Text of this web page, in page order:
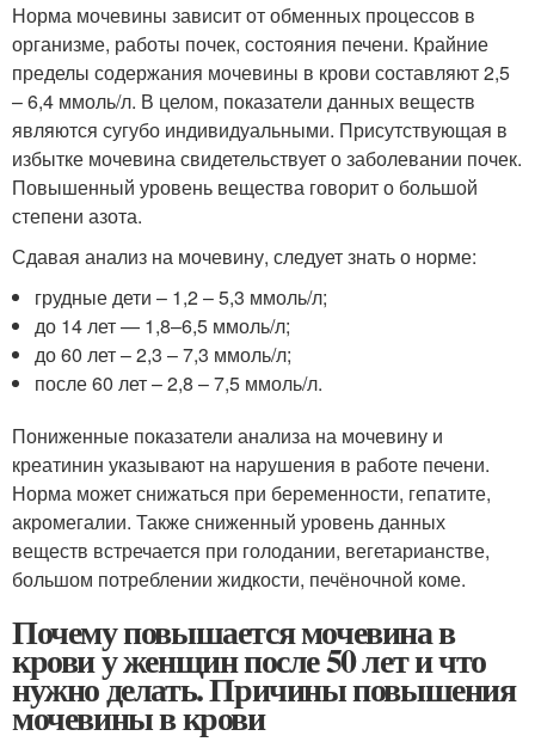
Норма мочевины зависит от обменных процессов в
организме, работы почек, состояния печени. Крайние
пределы содержания мочевины в крови составляют 2,5
– 6,4 ммоль/л. В целом, показатели данных веществ
являются сугубо индивидуальными. Присутствующая в
избытке мочевина свидетельствует о заболевании почек.
Повышенный уровень вещества говорит о большой
степени азота.
Сдавая анализ на мочевину, следует знать о норме:
грудные дети – 1,2 – 5,3 ммоль/л;
до 14 лет — 1,8–6,5 ммоль/л;
до 60 лет – 2,3 – 7,3 ммоль/л;
после 60 лет – 2,8 – 7,5 ммоль/л.
Пониженные показатели анализа на мочевину и
креатинин указывают на нарушения в работе печени.
Норма может снижаться при беременности, гепатите,
акромегалии. Также сниженный уровень данных
веществ встречается при голодании, вегетарианстве,
большом потреблении жидкости, печёночной коме.
Почему повышается мочевина в
крови у женщин после 50 лет и что
нужно делать. Причины повышения
мочевины в крови